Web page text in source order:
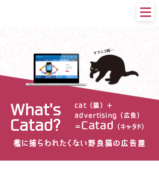
What's
Catad?
cat（猫）＋
advertising（広告）
＝Catad （キャタド）
​檻に捕らわれたくない野良猫の広告屋